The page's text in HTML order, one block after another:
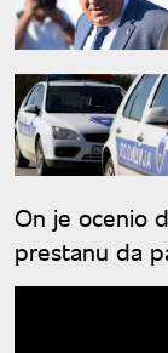
On je ocenio
prestanu da